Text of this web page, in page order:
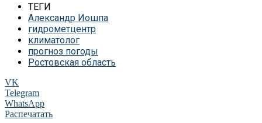
ТЕГИ
Александр Иошпа
гидрометцентр
климатолог
прогноз погоды
Ростовская область
VK
Telegram
WhatsApp
Распечатать